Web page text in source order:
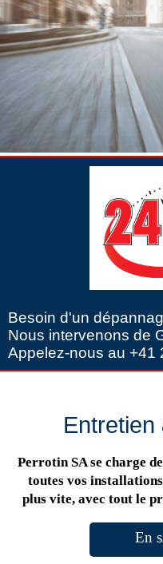
Besoin d'un
Nous intervenons de
Appelez-nous au +41
Entretien
Perrotin SA se charge
toutes vos
plus vite, avec tout le
En